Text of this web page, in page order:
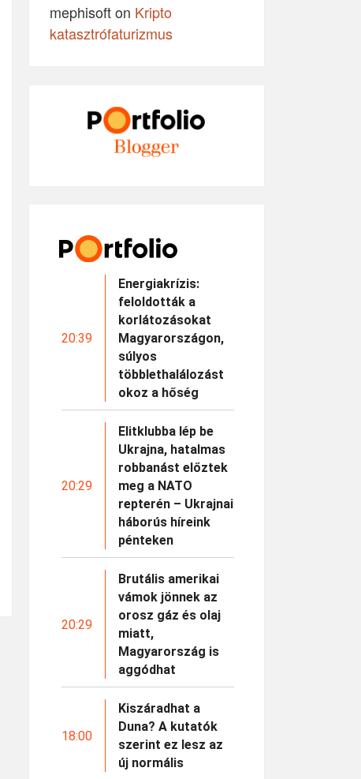
mephisofton Kripto
katasztrófaturizmus
20:39
Energiakrízis:
feloldották a
korlátozásokat
Magyarországon,
súlyos
többlethalálozást
okoz a hőség
20:29
Elitklubba lép be
Ukrajna, hatalmas
robbanást előztek
meg a NATO
repterén – Ukrajnai
háborús híreink
pénteken
20:29
Brutális amerikai
vámok jönnek az
orosz gáz és olaj
miatt,
Magyarország is
aggódhat
18:00
Kiszáradhat a
Duna? A kutatók
szerint ez lesz az
új normális